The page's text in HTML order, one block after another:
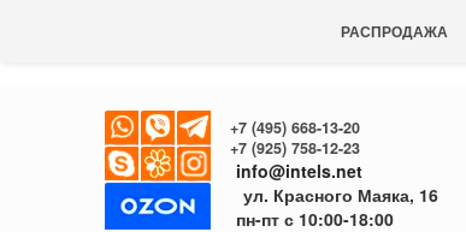
РАСПРОДАЖА
+7 (495) 668-13-20
+7 (925) 758-12-23
info@intels.net
ул. Красного Маяка, 16
пн-пт с 10:00-18:00